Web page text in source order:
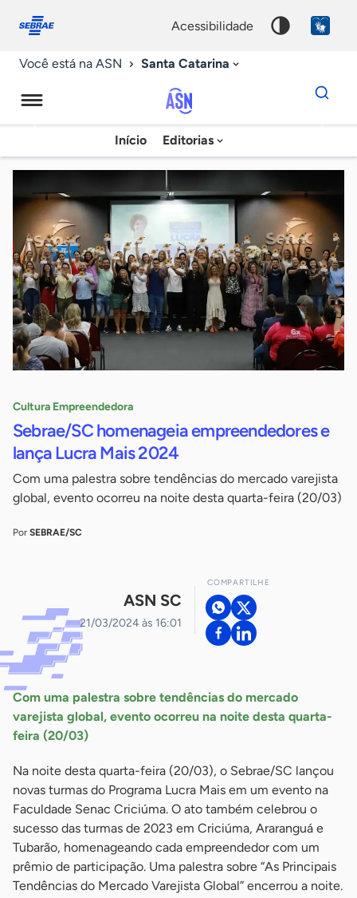
conosco
acessibilidade
Você está na ASN Santa Catarina
Agência
Sebrae
de
Notícias
Início Editorias
Dados
para
chave
Cultura Empreendedora
Sebrae/SC homenageia empreendedores e
lança Lucra Mais 2024
Com uma palestra sobre tendências do mercado varejista
global, evento ocorreu na noite desta quarta-feira (20/03)
Por SEBRAE/SC
ASN SC
21/03/2024 às 16:01
COMPARTILHE
Com uma palestra sobre tendências do mercado
varejista global, evento ocorreu na noite desta quarta-
feira (20/03)
Na noite desta quarta-feira (20/03), o Sebrae/SC lançou
novas turmas do Programa Lucra Mais em um evento na
Faculdade Senac Criciúma. O ato também celebrou o
sucesso das turmas de 2023 em Criciúma, Araranguá e
Tubarão, homenageando cada empreendedor com um
prêmio de participação. Uma palestra sobre “As Principais
Tendências do Mercado Varejista Global” encerrou a noite.